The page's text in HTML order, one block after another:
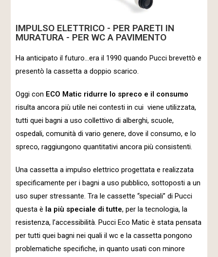
IMPULSO ELETTRICO - PER PARETI IN
MURATURA - PER WC A PAVIMENTO
Ha anticipato il futuro…era il 1990 quando Pucci brevettò e
presentò la cassetta a doppio scarico.
Oggi con ECO Matic ridurre lo spreco e il consumo
risulta ancora più utile nei contesti in cui viene utilizzata,
tutti quei bagni a uso collettivo di alberghi, scuole,
ospedali, comunità di vario genere, dove il consumo, e lo
spreco, raggiungono quantitativi ancora più consistenti.
Una cassetta a impulso elettrico progettata e realizzata
specificamente per i bagni a uso pubblico, sottoposti a un
uso super stressante. Tra le cassette “speciali” di Pucci
questa è la più speciale di tutte, per la tecnologia, la
resistenza, l’accessibilità. Pucci Eco Matic è stata pensata
per tutti quei bagni nei quali il wc e la cassetta pongono
problematiche specifiche, in quanto usati con minore